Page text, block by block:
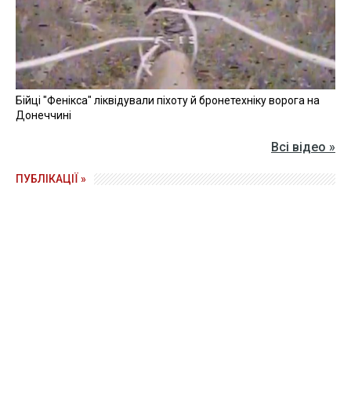
Бійці "Фенікса" ліквідували піхоту й бронетехніку ворога на
Донеччині
Всі відео »
ПУБЛІКАЦІЇ »